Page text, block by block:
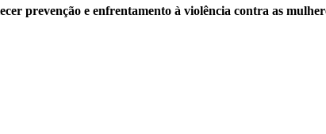
prevenção e enfrentamento à violência contra as